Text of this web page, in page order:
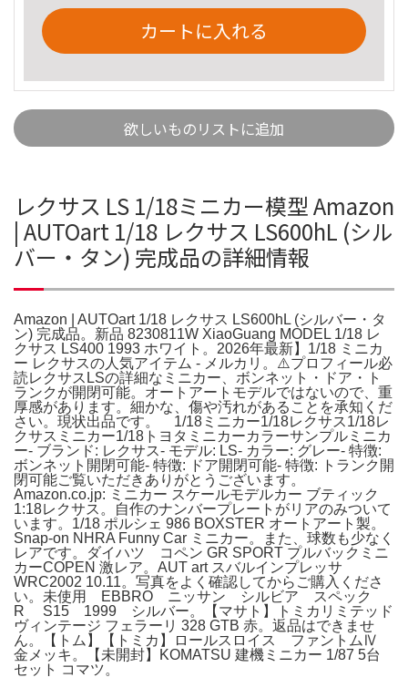
カートに入れる
欲しいものリストに追加
レクサス LS 1/18ミニカー模型 Amazon
| AUTOart 1/18 レクサス LS600hL (シル
バー・タン) 完成品の詳細情報
Amazon | AUTOart 1/18 レクサス LS600hL (シルバー・タ
ン) 完成品。新品 8230811W XiaoGuang MODEL 1/18 レ
クサス LS400 1993 ホワイト。2026年最新】1/18 ミニカ
ー レクサスの人気アイテム - メルカリ。⚠️プロフィール必
読レクサスLSの詳細なミニカー、ボンネット・ドア・ト
ランクが開閉可能。オートアートモデルではないので、重
厚感があります。細かな、傷や汚れがあることを承知くだ
さい。現状出品です。 1/18ミニカー1/18レクサス1/18レ
クサスミニカー1/18トヨタミニカーカラーサンプルミニカ
ー- ブランド: レクサス- モデル: LS- カラー: グレー- 特徴:
ボンネット開閉可能- 特徴: ドア開閉可能- 特徴: トランク開
閉可能ご覧いただきありがとうございます。
Amazon.co.jp: ミニカー スケールモデルカー ブティック
1:18レクサス。自作のナンバープレートがリアのみついて
います。1/18 ポルシェ 986 BOXSTER オートアート製。
Snap-on NHRA Funny Car ミニカー。また、球数も少なく
レアです。ダイハツ コペン GR SPORT プルバックミニ
カーCOPEN 激レア。AUT art スバルインプレッサ
WRC2002 10.11。写真をよく確認してからご購入くださ
い。未使用 EBBRO ニッサン シルビア スペック
R S15 1999 シルバー。【マサト】トミカリミテッド
ヴィンテージ フェラーリ 328 GTB 赤。返品はできませ
ん。【トム】【トミカ】ロールスロイス ファントムⅣ
金メッキ。【未開封】KOMATSU 建機ミニカー 1/87 5台
セット コマツ。